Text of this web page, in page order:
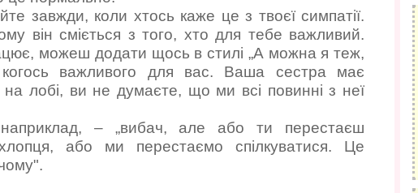
завжди, коли хтось каже це з твоєї симпатії.
він сміється з того, хто для тебе важливий.
можеш додати щось в стилі „А можна я теж,
когось важливого для вас. Ваша сестра має
на лобі, ви не думаєте, що ми всі повинні з неї
– „вибач, але або ти перестаєш
або ми перестаємо спілкуватися. Це